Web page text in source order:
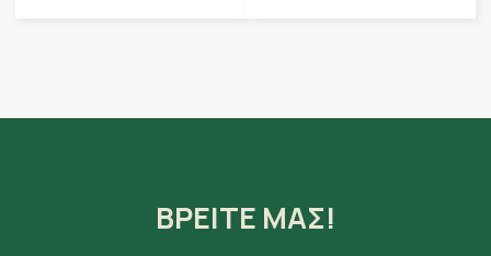
ΒΡΕΙΤΕ ΜΑΣ!